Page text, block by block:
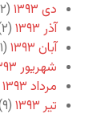
دی ۱۳۹۳
(۲)
آذر ۱۳۹۳
(۲)
آبان ۱۳۹۳
(۱)
شهریور ۱۳۹۳
مرداد ۱۳۹۳
تیر ۱۳۹۳
(۹)